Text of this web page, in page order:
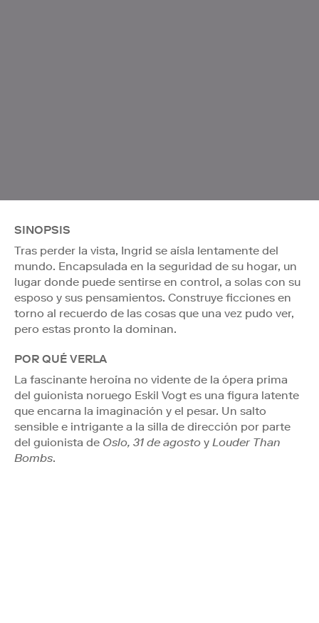
SINOPSIS
Tras perder la vista, Ingrid se aísla lentamente del
mundo. Encapsulada en la seguridad de su hogar, un
lugar donde puede sentirse en control, a solas con su
esposo y sus pensamientos. Construye ficciones en
torno al recuerdo de las cosas que una vez pudo ver,
pero estas pronto la dominan.
POR QUÉ VERLA
La fascinante heroína no vidente de la ópera prima
del guionista noruego Eskil Vogt es una figura latente
que encarna la imaginación y el pesar. Un salto
sensible e intrigante a la silla de dirección por parte
del guionista de Oslo, 31 de agosto y Louder Than
Bombs.